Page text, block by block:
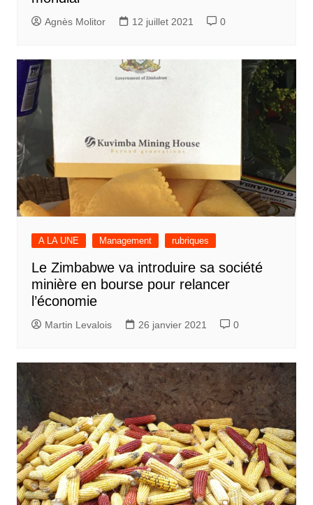
Agnès Molitor 12 juillet 2021 0
A LA UNE Management rubriques
Le Zimbabwe va introduire sa société
minière en bourse pour relancer
l’économie
Martin Levalois 26 janvier 2021 0